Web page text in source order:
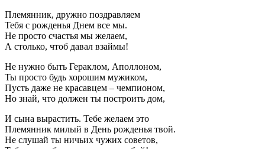
Племянник, дружно поздравляем
Тебя с рожденья Днем все мы.
Не просто счастья мы желаем,
А столько, чтоб давал взаймы!
Не нужно быть Гераклом, Аполлоном,
Ты просто будь хорошим мужиком,
Пусть даже не красавцем – чемпионом,
Но знай, что должен ты построить дом,
И сына вырастить. Тебе желаем это
Племянник милый в День рожденья твой.
Не слушай ты ничьих чужих советов,